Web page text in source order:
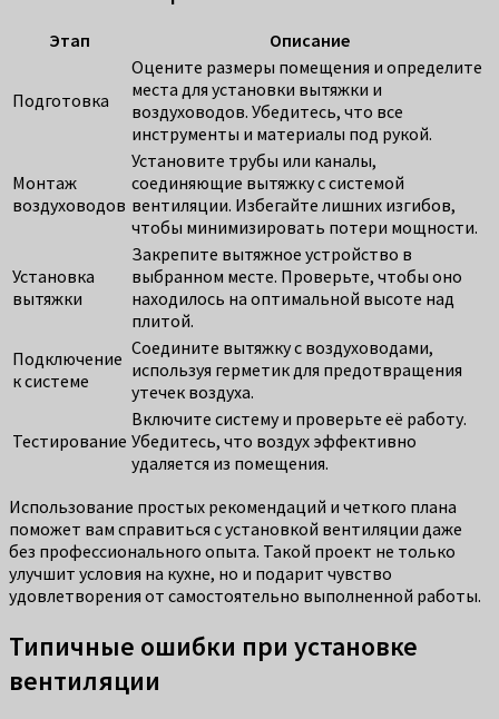
Этап Описание
Подготовка
Оцените размеры помещения и определите
места для установки вытяжки и
воздуховодов. Убедитесь, что все
инструменты и материалы под рукой.
Монтаж
воздуховодов
Установите трубы или каналы,
соединяющие вытяжку с системой
вентиляции. Избегайте лишних изгибов,
чтобы минимизировать потери мощности.
Установка
вытяжки
Закрепите вытяжное устройство в
выбранном месте. Проверьте, чтобы оно
находилось на оптимальной высоте над
плитой.
Подключение
к системе
Соедините вытяжку с воздуховодами,
используя герметик для предотвращения
утечек воздуха.
Тестирование
Включите систему и проверьте её работу.
Убедитесь, что воздух эффективно
удаляется из помещения.
Использование простых рекомендаций и четкого плана
поможет вам справиться с установкой вентиляции даже
без профессионального опыта. Такой проект не только
улучшит условия на кухне, но и подарит чувство
удовлетворения от самостоятельно выполненной работы.
Типичные ошибки при установке
вентиляции